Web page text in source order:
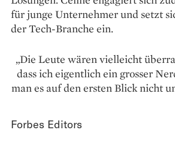
für junge Unternehmer und setzt
der Tech-Branche ein.
„Die Leute wären vielleicht
dass ich eigentlich ein grosser
man es auf den ersten Blick nicht
Forbes Editors